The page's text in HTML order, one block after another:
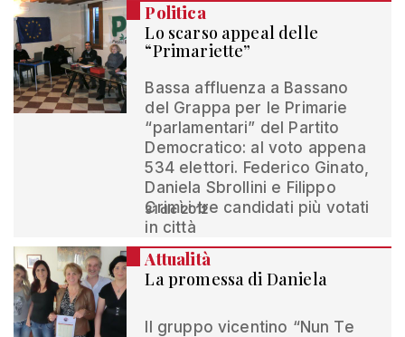
Politica
Lo scarso appeal delle
“Primariette”
Bassa affluenza a Bassano
del Grappa per le Primarie
“parlamentari” del Partito
Democratico: al voto appena
534 elettori. Federico Ginato,
Daniela Sbrollini e Filippo
Crimì i tre candidati più votati
in città
31 dic 2012
Attualità
La promessa di Daniela
Il gruppo vicentino “Nun Te